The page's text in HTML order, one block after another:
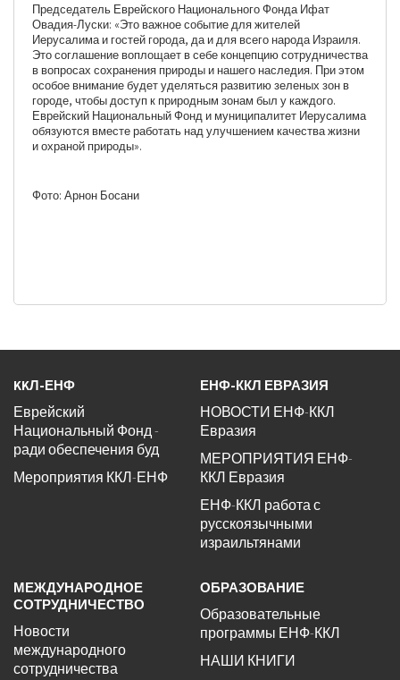
Председатель Еврейского Национального Фонда Ифат
Овадия-Луски: «Это важное событие для жителей
Иерусалима и гостей города, да и для всего народа Израиля.
Это соглашение воплощает в себе концепцию сотрудничества
в вопросах сохранения природы и нашего наследия. При этом
особое внимание будет уделяться развитию зеленых зон в
городе, чтобы доступ к природным зонам был у каждого.
Еврейский Национальный Фонд и муниципалитет Иерусалима
обязуются вместе работать над улучшением качества жизни
и охраной природы».
Фото: Арнон Босани
KKЛ-ЕНФ
Еврейский
Национальный Фонд -
ради обеспечения буд
Мероприятия ККЛ-ЕНФ
ЕНФ-ККЛ ЕВРАЗИЯ
НОВОСТИ ЕНФ-ККЛ
Евразия
МЕРОПРИЯТИЯ ЕНФ-
ККЛ Евразия
ЕНФ-ККЛ работа с
русскоязычными
израильтянами
МЕЖДУНАРОДНОЕ
СОТРУДНИЧЕСТВО
Новости
международного
сотрудничества
ОБРАЗОВАНИЕ
Образовательные
программы ЕНФ-ККЛ
НАШИ КНИГИ